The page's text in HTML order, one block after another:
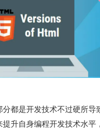
都是开发技术不过硬所
升自身编程开发技术水